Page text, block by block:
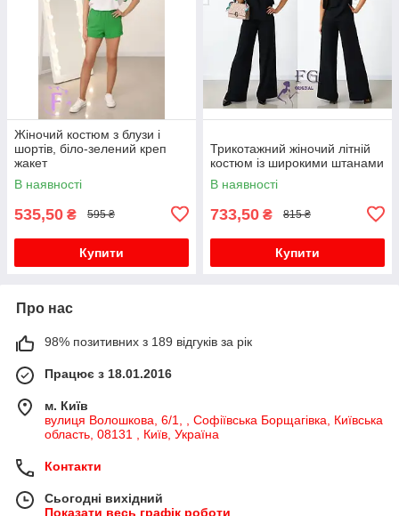
Жіночий костюм з блузи і
шортів, біло-зелений креп
жакет
В наявності
535,50 ₴ 595 ₴
Купити
Трикотажний жіночий літній
костюм із широкими штанами
В наявності
733,50 ₴ 815 ₴
Купити
Про нас
98% позитивних з 189 відгуків за рік
Працює з 18.01.2016
м. Київ
вулиця Волошкова, 6/1, , Софіївська Борщагівка, Київська
область, 08131 , Київ, Україна
Контакти
Сьогодні вихідний
Показати весь графік роботи